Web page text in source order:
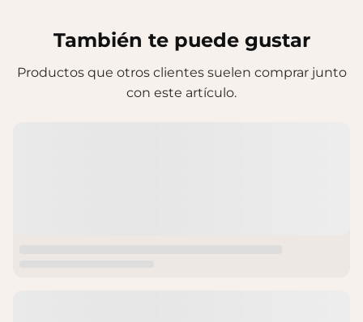
También te puede gustar
Productos que otros clientes suelen comprar junto
con este artículo.